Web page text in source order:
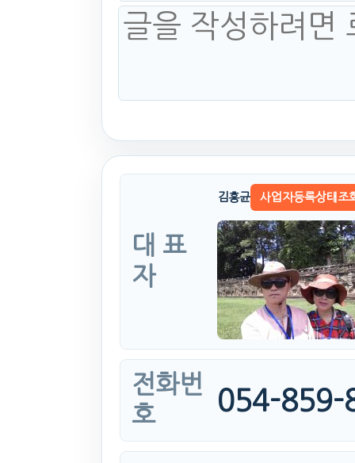
대 표
자
김홍균 사업자등록상태조
전화번
호
054-859-